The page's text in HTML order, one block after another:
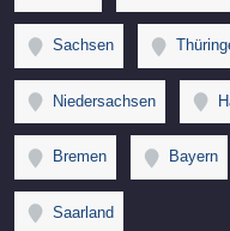
Sachsen
Niedersachsen
Bremen Bayern
Saarland